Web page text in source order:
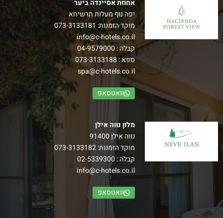
אחוזת אסיינדה ביער
יפה נוף מעלות תרשיחא
מוקד הזמנות: 073-3133181
info@c-hotels.co.il
קבלה :04-9579000
ספא :073-3133188
spa@c-hotels.co.il
וואטסאפ
מלון נווה אילן
נווה אילן 91400
מוקד הזמנות:073-3133182
קבלה : 02-5339300
info@c-hotels.co.il
וואטסאפ